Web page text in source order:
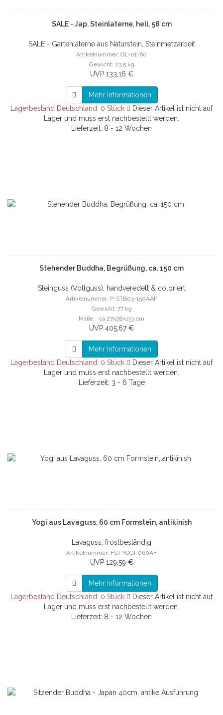
SALE - Jap. Steinlaterne, hell, 58 cm
SALE - Gartenlaterne aus Naturstein, Steinmetzarbeit
Artikelnummer: GL-01-60
Gewicht: 23.5 kg
UVP 133,16 €
Mehr Informationen
Lagerbestand Deutschland: 0 Stück
Dieser Artikel ist nicht auf
Lager und muss erst nachbestellt werden.
Lieferzeit: 8 - 12 Wochen
Stehender Buddha, Begrüßung, ca. 150 cm
Steinguss (Vollguss), handveredelt & coloriert
Artikelnummer: P-STB03-150AAF
Gewicht: 77 kg
Maße: ca.27x28x153 cm
UVP 405,67 €
Mehr Informationen
Lagerbestand Deutschland: 0 Stück
Dieser Artikel ist nicht auf
Lager und muss erst nachbestellt werden.
Lieferzeit: 3 - 6 Tage
Yogi aus Lavaguss, 60 cm Formstein, antikinish
Lavaguss, frostbeständig
Artikelnummer: FST-YOGI-060AF
UVP 129,59 €
Mehr Informationen
Lagerbestand Deutschland: 0 Stück
Dieser Artikel ist nicht auf
Lager und muss erst nachbestellt werden.
Lieferzeit: 8 - 12 Wochen